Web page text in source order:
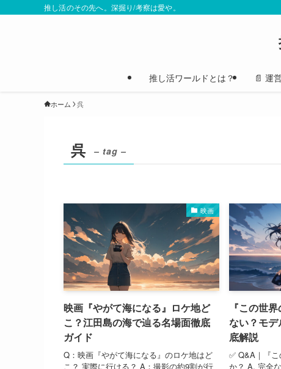
推し活のその先へ。深掘り/考察は愛や。
推し活ワールドとは？ 📄 運
ホーム 呉
呉 – tag –
映画
映画『やがて海になる』ロケ地ど
こ？江田島の海で辿る名場面徹底
ガイド
Q：映画『やがて海になる』のロケ地はど
こ？ 実際に行ける？ A：撮影の約9割が行
『この世
ない？モ
底解説
✅ Q&A｜『
か？ A. 完全